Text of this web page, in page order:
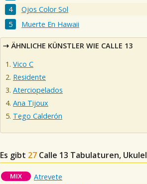
Ojos Color Sol
Muerte En Hawaii
ÄHNLICHE KÜNSTLER WIE CALLE 13
Vico C
Residente
Aterciopelados
Ana Tijoux
Tego Calderón
Es gibt 27 Calle 13 Tabulaturen,
MIX Atrevete